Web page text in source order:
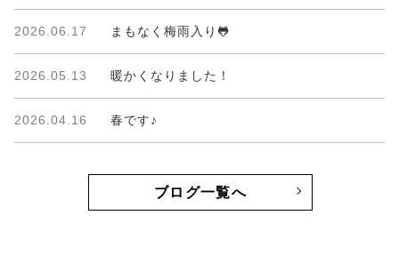
2026.06.17 まもなく梅雨入り🐸
2026.05.13 暖かくなりました！
2026.04.16 春です♪
ブログ一覧へ